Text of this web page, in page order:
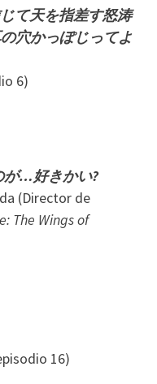
て天を指差す怒涛
穴かっぽじってよ
6)
が…好きかい?
(Director de
The Wings of
16)